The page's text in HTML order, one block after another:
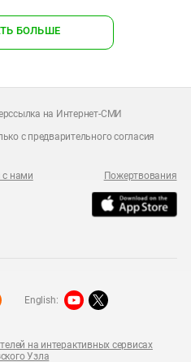
БОЛЬШЕ
на Интернет-СМИ
с предварительного согласия
с нами Пожертвования
на интерактивных сервисах
Узла
English: